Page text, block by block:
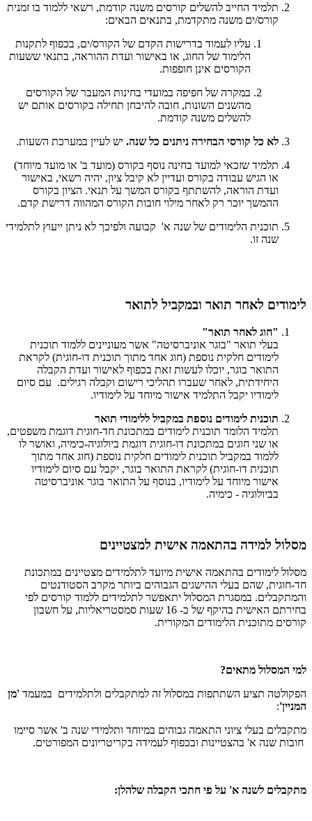
תלמיד החייב להשלים קורסים משנה קודמת, רשאי ללמוד בו זמנית
קורס/ים משנה מתקדמת, בתנאים הבאים:
עליו לעמוד בדרישות הקדם של הקורס/ים, בכפוף לתקנות
הלימוד של החוג, או באישור ועדת ההוראה, בתנאי ששעות
הקורסים אינן חופפות.
במקרה של חפיפה במועדי בחינות המעבר של הקורסים
מהשנים השונות, חובה להיבחן תחילה בקורסים אותם יש
להשלים משנה קודמת.
לא כל קורסי הבחירה ניתנים כל שנה. יש לעיין במערכת השעות.
תלמיד שזכאי למועד בחינה נוסף בקורס (מועד ב' או מועד מיוחד)
או הגיש עבודה בקורס ועדיין לא קיבל ציון, יהיה רשאי, באישור
ועדת הוראה, להשתתף בקורס המשך על תנאי. הציון בקורס
ההמשך יוכר רק לאחר מילוי חובות הקורס המהווה דרישת קדם.
תוכנית הלימודים של שנה א' קבועה ולפיכך לא ניתן ייעוץ לתלמידי
שנה זו.
לימודים לאחר תואר ובמקביל לתואר
"חוג לאחר תואר"
בעלי תואר "בוגר אוניברסיטה" אשר מעוניינים ללמוד תוכנית
לימודים חלקית נוספת (חוג אחד מתוך תוכנית דו-חוגית) לקראת
התואר בוגר, יוכלו לעשות זאת בכפוף לאישור ועדת הקבלה
היחידתית, לאחר שעברו תהליכי רישום וקבלה רגילים. עם סיום
לימודיו יקבל התלמיד אישור מיוחד על לימודיו.
תוכנית לימודים נוספת במקביל ללימודי תואר
תלמיד הלומד תוכנית לימודים במתכונת חד-חוגית דוגמת משפטים,
או שני חוגים במתכונת דו-חוגית דוגמת ביולוגיה-כימיה, ואושר לו
ללמוד במקביל תוכנית לימודים חלקית נוספת (חוג אחד מתוך
תוכנית דו-חוגית) לקראת התואר בוגר, יקבל עם סיום לימודיו
אישור מיוחד על לימודיו, בנוסף על התואר בוגר אוניברסיטה
בביולוגיה - כימיה.
מסלול למידה בהתאמה אישית למצטיינים
מסלול לימודים בהתאמה אישית מיועד לתלמידים מצטיינים במתכונת
חד-חוגית, שהם בעלי ההישגים הגבוהים ביותר מקרב הסטודנטים
והמתקבלים. במסגרת המסלול יתאפשר לתלמידים ללמוד קורסים לפי
בחירתם האישית בהיקף של כ- 16 שעות סמסטריאליות, על חשבון
קורסים מתוכנית הלימודים המקורית.
למי המסלול מתאים?
הפקולטה תציע השתתפות במסלול זה למתקבלים ולתלמידים במעמד 'מן
המניין':
מתקבלים בעלי ציוני התאמה גבוהים במיוחד ותלמידי שנה ב' אשר סיימו
חובות שנה א' בהצטיינות ובכפוף לעמידה בקריטריונים המפורטים.
מתקבלים לשנה א' על פי חתכי הקבלה שלהלן: